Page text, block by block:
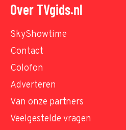
Over TVgids.nl
SkyShowtime
Contact
Colofon
Adverteren
Van onze partners
Veelgestelde vragen